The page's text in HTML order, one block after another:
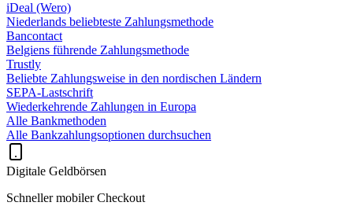
iDeal (Wero)
Niederlands beliebteste Zahlungsmethode
Bancontact
Belgiens führende Zahlungsmethode
Trustly
Beliebte Zahlungsweise in den nordischen Ländern
SEPA-Lastschrift
Wiederkehrende Zahlungen in Europa
Alle Bankmethoden
Alle Bankzahlungsoptionen durchsuchen
Digitale Geldbörsen
Schneller mobiler Checkout